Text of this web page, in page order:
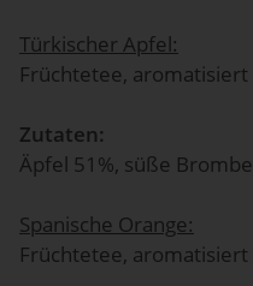
Türkischer Apfel:
Früchtetee,
Zutaten:
Äpfel 51%, süße
Spanische Orange:
Früchtetee,